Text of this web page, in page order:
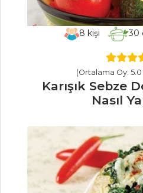
Omaç Helvası
Tarifi, Nasıl Yapılır?
MASTERCHEF
Tahinli Trüf
Tarifi, Nasıl Yapılır?
Atom Meze
Tarifi, Nasıl Yapılır?
8 kişi 30
(Ortalama Oy:
Karışık Sebze
Nasıl